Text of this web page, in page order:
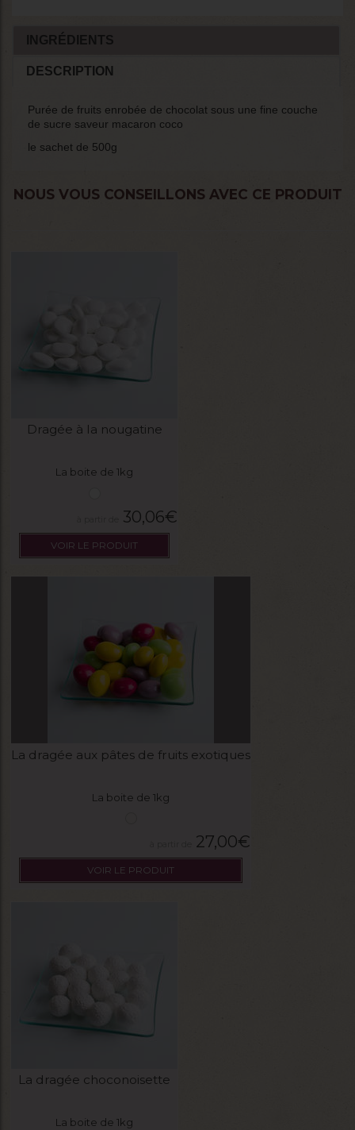
DESCRIPTION
INGRÉDIENTS
Purée de fruits enrobée de chocolat sous une fine couche
de sucre saveur macaron coco
le sachet de 500g
NOUS VOUS CONSEILLONS AVEC CE PRODUIT
Dragée à la nougatine
La boite de 1kg
30,06€
VOIR LE PRODUIT
La dragée aux pâtes de fruits exotiques
La boite de 1kg
27,00€
VOIR LE PRODUIT
La dragée choconoisette
La boite de 1kg